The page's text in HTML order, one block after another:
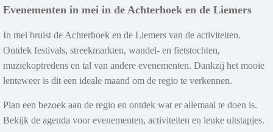
Evenementen in mei in de Achterhoek en de Liemers
In mei bruist de Achterhoek en de Liemers van de activiteiten.
Ontdek festivals, streekmarkten, wandel- en fietstochten,
muziekoptredens en tal van andere evenementen. Dankzij het mooie
lenteweer is dit een ideale maand om de regio te verkennen.
Plan een bezoek aan de regio en ontdek wat er allemaal te doen is.
Bekijk de agenda voor evenementen, activiteiten en leuke uitstapjes.